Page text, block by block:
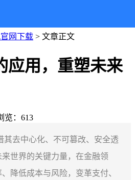
网下载 > 文章正文
应用，重塑未来
览：613
其去中心化、不可篡改、安全透
世界的关键力量，在金融领
降低成本与风险，变革支付、